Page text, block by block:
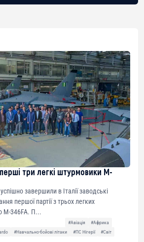
три легкі штурмовики M-
успішно завершили в Італії заводські
першої партії з трьох легких
M-346FA. П...
#Авіація
#Африка
#Навчально-бойові літаки #ПС Нігерії
#Світ